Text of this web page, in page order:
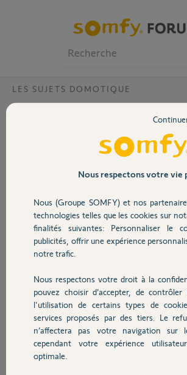
Volet
Sécurité
Domotique
Chauffage
Autres produits
LES SUJETS DOMOTIQUE
L'alarme du détecteur de
J'ai 2 détecteurs de fumée. un par étage.
raisons.
C'est assez problématique....
J'ai déjà refait la connexion puis nettoyage et
Merci,
Ludovic B.
il y a plus d'un an
Participer au fil de
Nous respectons votre vie
Nous (Groupe SOMFY) et nos
technologies telles que les cookies sur
finalités suivantes: Personnaliser le
publicités, offrir une expérience
notre trafic.
Nous respectons votre droit à la
pouvez choisir d’accepter, de
l'utilisation de certains types de
services proposés par des tiers. Le
n’affectera pas votre navigation sur
cependant votre expérience
optimale.